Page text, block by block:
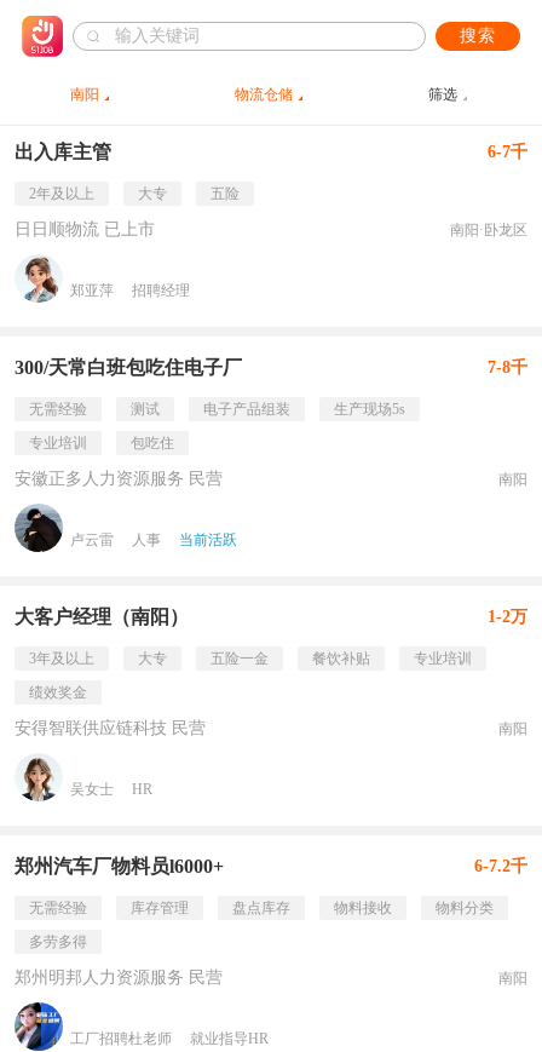
搜索
南阳 物流仓储 筛选
出入库主管 6-7千
2年及以上 大专 五险
日日顺物流 已上市 南阳·卧龙区
郑亚萍 招聘经理
300/天常白班包吃住电子厂 7-8千
无需经验 测试 电子产品组装
生产现场5s
专业培训
包吃住
安徽正多人力资源服务 民营 南阳
卢云雷 人事 当前活跃
大客户经理（南阳） 1-2万
3年及以上 大专 五险一金 餐饮补贴
专业培训
绩效奖金
安得智联供应链科技 民营 南阳
吴女士 HR
郑州汽车厂物料员l6000+ 6-7.2千
无需经验 库存管理 盘点库存 物料接收
物料分类
多劳多得
郑州明邦人力资源服务 民营 南阳
工厂招聘杜老师 就业指导HR